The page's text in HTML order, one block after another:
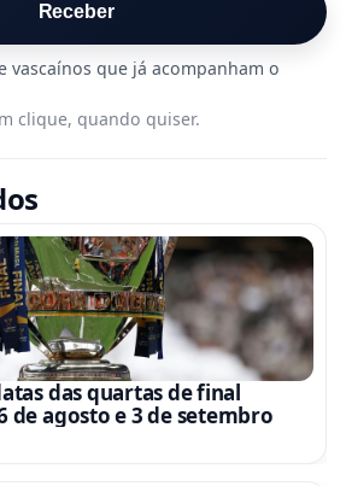
Receber
clique, quando quiser.
das quartas de final
de agosto e 3 de setembro